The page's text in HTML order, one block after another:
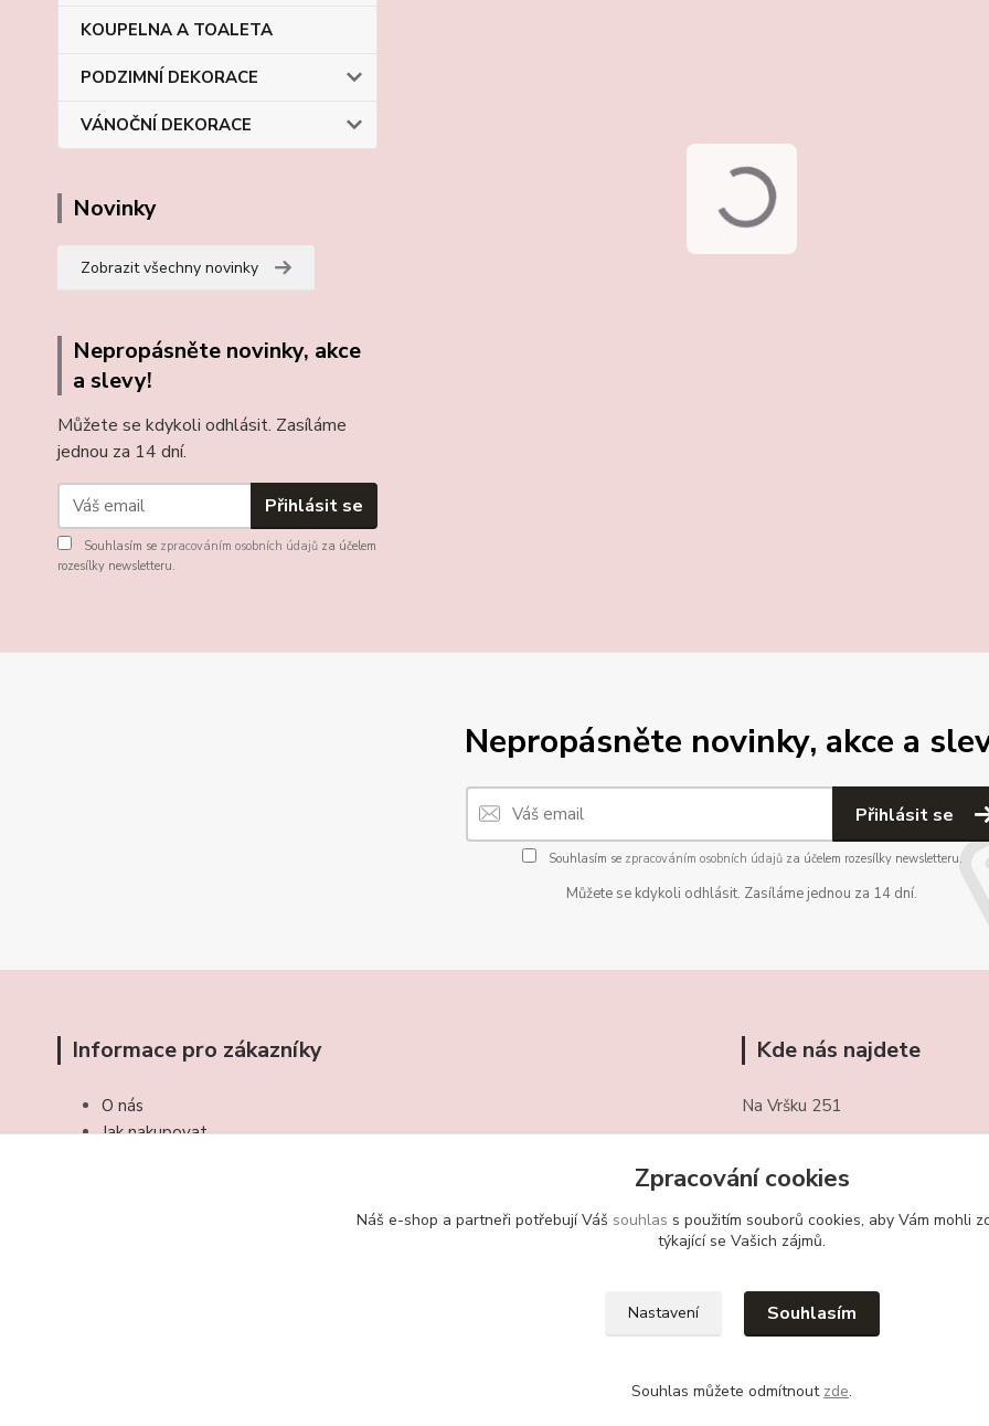
KOUPELNA A TOALETA
PODZIMNÍ DEKORACE
VÁNOČNÍ DEKORACE
Novinky
Zobrazit všechny novinky
Nepropásněte novinky, akce
a slevy!
Můžete se kdykoli odhlásit. Zasíláme
jednou za 14 dní.
Přihlásit se
Souhlasím se zpracováním osobních údajů za účelem
rozesílky newsletteru.
Nepropásněte novinky, akce a
Přihlásit se
Souhlasím se zpracováním osobních údajůza účelem rozesílky newsletteru.
Můžete se kdykoli odhlásit. Zasíláme jednou za 14 dní.
Informace pro zákazníky
O nás
Jak nakupovat
Kde nás najdete
Na Vršku 251
obchudekuradky@gmail.com
Zpracování cookies
Náš e-shop a partneři potřebují Váš souhlas s použitím souborů cookies, aby Vám mohli
týkající se Vašich zájmů.
Nastavení Souhlasím
Souhlas můžete odmítnout zde.